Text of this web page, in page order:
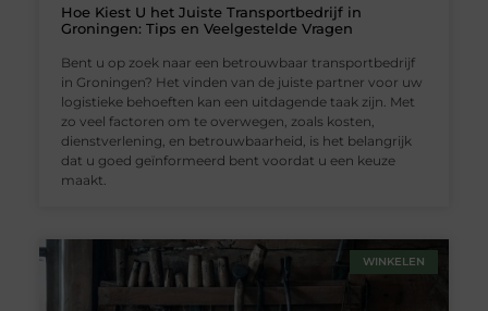
Hoe Kiest U het Juiste Transportbedrijf in
Groningen: Tips en Veelgestelde Vragen
Bent u op zoek naar een betrouwbaar transportbedrijf
in Groningen? Het vinden van de juiste partner voor uw
logistieke behoeften kan een uitdagende taak zijn. Met
zo veel factoren om te overwegen, zoals kosten,
dienstverlening, en betrouwbaarheid, is het belangrijk
dat u goed geïnformeerd bent voordat u een keuze
maakt.
WINKELEN